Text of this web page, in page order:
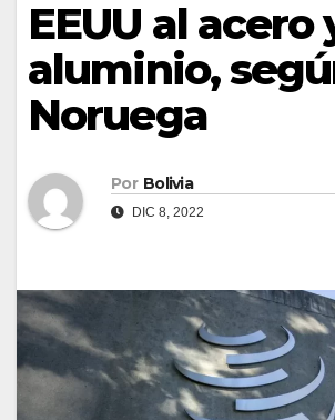
EEUU al acero
aluminio,
Noruega
Por Bolivia
DIC 8, 2022